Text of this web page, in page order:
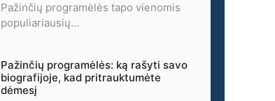
Pažinčių programėlės tapo vienomis
populiariausių...
Pažinčių programėlės: ką rašyti savo
biografijoje, kad pritrauktumėte
dėmesį